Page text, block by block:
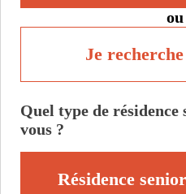
ou
Je
Quel type de résidence
vous ?
Résidence